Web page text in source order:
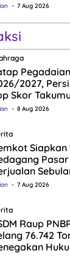
7 Aug 2026
2027,
Skor
8 Aug 2026
Siapkan
7 Aug 2026
Raup
76.742